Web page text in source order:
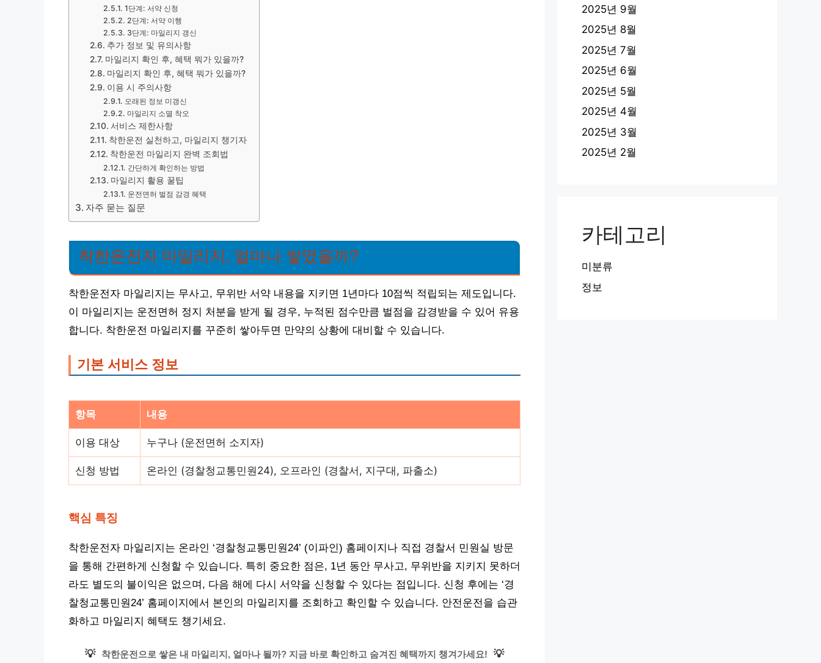
1단계: 서약 신청
2단계: 서약 이행
3단계: 마일리지 갱신
추가 정보 및 유의사항
마일리지 확인 후, 혜택 뭐가 있을까?
마일리지 확인 후, 혜택 뭐가 있을까?
이용 시 주의사항
오래된 정보 미갱신
마일리지 소멸 착오
서비스 제한사항
착한운전 실천하고, 마일리지 챙기자
착한운전 마일리지 완벽 조회법
간단하게 확인하는 방법
마일리지 활용 꿀팁
운전면허 벌점 감경 혜택
자주 묻는 질문
착한운전자 마일리지, 얼마나 쌓였을까?
착한운전자 마일리지는 무사고, 무위반 서약 내용을 지키면 1년마다 10점씩 적립되는 제도입니다.
이 마일리지는 운전면허 정지 처분을 받게 될 경우, 누적된 점수만큼 벌점을 감경받을 수 있어 유용
합니다. 착한운전 마일리지를 꾸준히 쌓아두면 만약의 상황에 대비할 수 있습니다.
기본 서비스 정보
항목 내용
이용 대상 누구나 (운전면허 소지자)
신청 방법 온라인 (경찰청교통민원24), 오프라인 (경찰서, 지구대, 파출소)
핵심 특징
착한운전자 마일리지는 온라인 ‘경찰청교통민원24’ (이파인) 홈페이지나 직접 경찰서 민원실 방문
을 통해 간편하게 신청할 수 있습니다. 특히 중요한 점은, 1년 동안 무사고, 무위반을 지키지 못하더
라도 별도의 불이익은 없으며, 다음 해에 다시 서약을 신청할 수 있다는 점입니다. 신청 후에는 ‘경
찰청교통민원24’ 홈페이지에서 본인의 마일리지를 조회하고 확인할 수 있습니다. 안전운전을 습관
화하고 마일리지 혜택도 챙기세요.
💡 착한운전으로 쌓은 내 마일리지, 얼마나 될까? 지금 바로 확인하고 숨겨진 혜택까지 챙겨가세요! 💡
2025년 9월
2025년 8월
2025년 7월
2025년 6월
2025년 5월
2025년 4월
2025년 3월
2025년 2월
카테고리
미분류
정보